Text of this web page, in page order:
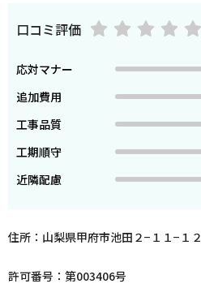
口コミ評価
応対マナー
追加費用
工事品質
工期順守
近隣配慮
住所：山梨県甲府市池田２−１１−１２
許可番号：第003406号